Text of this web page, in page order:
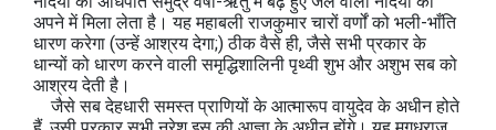
अपने में मिला लेता है। यह महाबली राजकुमार चारों वर्णों को भली-भाँति
धारण करेगा (उन्हें आश्रय देगा;) ठीक वैसे ही, जैसे सभी प्रकार के
धान्यों को धारण करने वाली समृद्धिशालिनी पृथ्वी शुभ और अशुभ सब को
आश्रय देती है।
जैसे सब देहधारी समस्त प्राणियों के आत्मारूप वायुदेव के अधीन होते